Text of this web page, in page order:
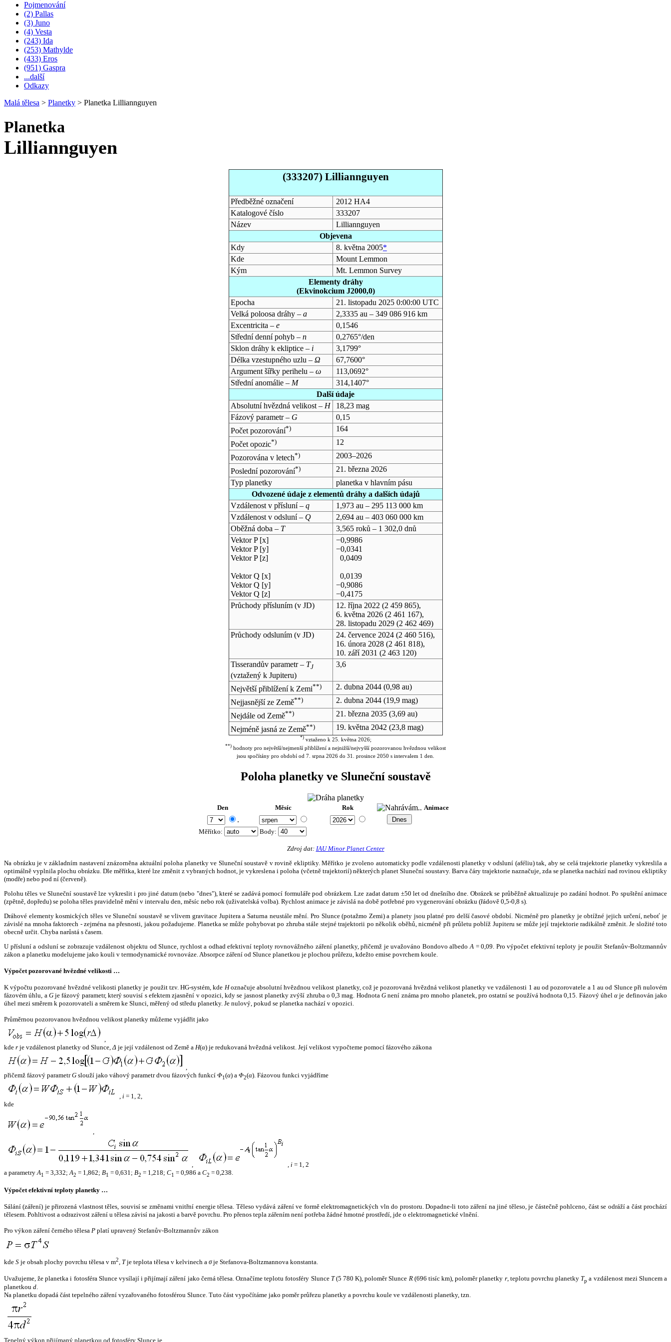
Pojmenování
(2) Pallas
(3) Juno
(4) Vesta
(243) Ida
(253) Mathylde
(433) Eros
(951) Gaspra
...další
Odkazy
Malá tělesa > Planetky > Planetka Lilliannguyen
Planetka
Lilliannguyen
(333207) Lilliannguyen
Předběžné označení
2012 HA4
Katalogové číslo
333207
Název
Lilliannguyen
Objevena
Kdy
8. května 2005*
Kde
Mount Lemmon
Kým
Mt. Lemmon Survey
Elementy dráhy
(Ekvinokcium J2000,0)
Epocha
21. listopadu 2025 0:00:00 UTC
Velká poloosa dráhy – a
2,3335 au – 349 086 916 km
Excentricita – e
0,1546
Střední denní pohyb – n
0,2765°/den
Sklon dráhy k ekliptice – i
3,1799°
Délka vzestupného uzlu – Ω
67,7600°
Argument šířky perihelu – ω
113,0692°
Střední anomálie – M
314,1407°
Další údaje
Absolutní hvězdná velikost – H
18,23 mag
Fázový parametr – G
0,15
Počet pozorování*)
164
Počet opozic*)
12
Pozorována v letech*)
2003–2026
Poslední pozorování*)
21. března 2026
Typ planetky
planetka v hlavním pásu
Odvozené údaje z elementů dráhy a dalších údajů
Vzdálenost v přísluní – q
1,973 au – 295 113 000 km
Vzdálenost v odsluní – Q
2,694 au – 403 060 000 km
Oběžná doba – T
3,565 roků – 1 302,0 dnů
Vektor P [x]
Vektor P [y]
Vektor P [z]
Vektor Q [x]
Vektor Q [y]
Vektor Q [z]
−0,9986
−0,0341
0,0409
0,0139
−0,9086
−0,4175
Průchody přísluním (v JD) 12. října 2022 (2 459 865),
6. května 2026(2 461 167),
28. listopadu 2029(2 462 469)
Průchody odsluním (v JD) 24. července 2024(2 460 516),
16. února 2028(2 461 818),
10. září 2031 (2 463 120)
Tisserandův parametr – TJ
(vztažený k Jupiteru)
3,6
Největší přiblížení k Zemi**) 2. dubna 2044(0,98 au)
Nejjasnější ze Země**) 2. dubna 2044(19,9 mag)
Nejdále od Země**) 21. března 2035(3,69 au)
Nejméně jasná ze Země**) 19. května 2042 (23,8 mag)
*)vztaženo k 25. května 2026;
**) hodnoty pro největší/nejmenší přiblížení a nejnižší/nejvyšší pozorovanou hvězdnou velikost
jsou spočítány pro období od 7. srpna 2026 do 31. prosince 2050 s intervalem 1 den.
Poloha planetky ve Sluneční soustavě
Den Měsíc Rok Animace
.
Měřítko: Body:
Zdroj dat: IAU Minor Planet Center
Na obrázku je v základním nastavení znázorněna aktuální poloha planetky ve Sluneční soustavě v rovině ekliptiky. Měřítko je zvoleno automaticky podle vzdálenosti planetky v odsluní (aféliu) tak, aby se celá trajektorie planetky vykreslila a
optimálně vyplnila plochu obrázku. Dle měřítka, které lze změnit z vybraných hodnot, je vykreslena i poloha (včetně trajektorií) některých planet Sluneční soustavy. Barva čáry trajektorie naznačuje, zda se planetka nachází nad rovinou ekliptiky
(modře) nebo pod ní (červeně).
Polohu těles ve Sluneční soustavě lze vykreslit i pro jiné datum (nebo "dnes"), které se zadává pomocí formuláře pod obrázkem. Lze zadat datum ±50 let od dnešního dne. Obrázek se průběžně aktualizuje po zadání hodnot. Po spuštění animace
(zpětně, dopředu) se poloha těles pravidelně mění v intervalu den, měsíc nebo rok (uživatelská volba). Rychlost animace je závislá na době potřebné pro vygenerování obrázku (řádově 0,5-0,8 s).
Dráhové elementy kosmických těles ve Sluneční soustavě se vlivem gravitace Jupitera a Saturna neustále mění. Pro Slunce (potažmo Zemi) a planety jsou platné pro delší časové období. Nicméně pro planetky je obtížné jejich určení, neboť je
závislé na mnoha faktorech - zejména na přesnosti, jakou požadujeme. Planetka se může pohybovat po zhruba stále stejné trajektorii po několik oběhů, nicméně při průletu poblíž Jupiteru se může její trajektorie radikálně změnit. Je složité toto
obecně určit. Chyba narůstá s časem.
U přísluní a odsluní se zobrazuje vzdálenost objektu od Slunce, rychlost a odhad efektivní teploty rovnovážného záření planetky, přičemž je uvažováno Bondovo albedo A = 0,09. Pro výpočet efektivní teploty je použit Stefanův-Boltzmannův
zákon a planetku modelujeme jako kouli v termodynamické rovnováze. Absorpce záření od Slunce planetkou je plochou průřezu, kdežto emise povrchem koule.
Výpočet pozorované hvězdné velikosti …
K výpočtu pozorované hvězdné velikosti planetky je použit tzv. HG-systém, kde Hoznačuje absolutní hvězdnou velikost planetky, což je pozorovaná hvězdná velikost planetky ve vzdálenosti 1 au od pozorovatele a 1 au od Slunce při nulovém
fázovém úhlu, a Gje fázový parametr, který souvisí s efektem zjasnění v opozici, kdy se jasnost planetky zvýší zhruba o 0,3 mag. HodnotaG není známa pro mnoho planetek, pro ostatní se používá hodnota 0,15. Fázový úhelα je definován jako
úhel mezi směrem k pozorovateli a směrem ke Slunci, měřený od středu planetky. Je nulový, pokud se planetka nachází v opozici.
Průměrnou pozorovanou hvězdnou velikost planetky můžeme vyjádřit jako
,
kde r je vzdálenost planetky od Slunce,Δ je její vzdálenost od Země a H(α) je redukovaná hvězdná velikost. Její velikost vypočteme pomocí fázového zákona
,
přičemž fázový parametrG slouží jako váhový parametr dvou fázových funkcí Φ1(α) a Φ2(α). Fázovou funkci vyjádříme
, i = 1, 2,
kde
,
, , i = 1, 2
a parametryA1 = 3,332;A2 = 1,862; B1 = 0,631; B2 = 1,218; C1 = 0,986 a C2 = 0,238.
Výpočet efektivní teploty planetky …
Sálání (záření) je přirozená vlastnost těles, souvisí se změnami vnitřní energie tělesa. Těleso vydává záření ve formě elektromagnetických vln do prostoru. Dopadne-li toto záření na jiné těleso, je částečně pohlceno, část se odráží a část prochází
tělesem. Pohltivost a odrazivost záření u tělesa závisí na jakosti a barvě povrchu. Pro přenos tepla zářením není potřeba žádné hmotné prostředí, jde o elektromagnetické vlnění.
Pro výkon záření černého tělesa P platí upravený Stefanův-Boltzmannův zákon
kde S je obsah plochy povrchu tělesa v m2, Tje teplota tělesa v kelvinech a σje Stefanova-Boltzmannova konstanta.
Uvažujeme, že planetka i fotosféra Slunce vysílají i přijímají záření jako černá tělesa. Označíme teplotu fotosféry Slunce T(5 780 K), poloměr Slunce R(696 tisíc km), poloměr planetky r, teplotu povrchu planetky Tp a vzdálenost mezi Sluncem a
planetkou d.
Na planetku dopadá část tepelného záření vyzařovaného fotosférou Slunce. Tuto část vypočítáme jako poměr průřezu planetky a povrchu koule ve vzdálenosti planetky, tzn.
Tepelný výkon přijímaný planetkou od fotosféry Slunce je